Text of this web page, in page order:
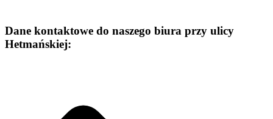
Dane kontaktowe do naszego biura przy ulicy
Hetmańskiej: